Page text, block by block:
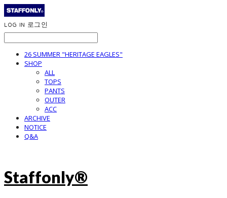
LOG IN 로그인
26 SUMMER "HERITAGE EAGLES"
SHOP
ALL
TOPS
PANTS
OUTER
ACC
ARCHIVE
NOTICE
Q&A
Staffonly®